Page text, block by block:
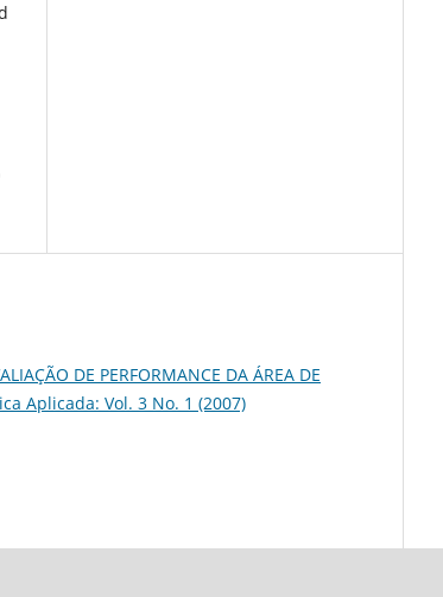
DE PERFORMANCE DA ÁREA DE
Aplicada: Vol. 3 No. 1 (2007)